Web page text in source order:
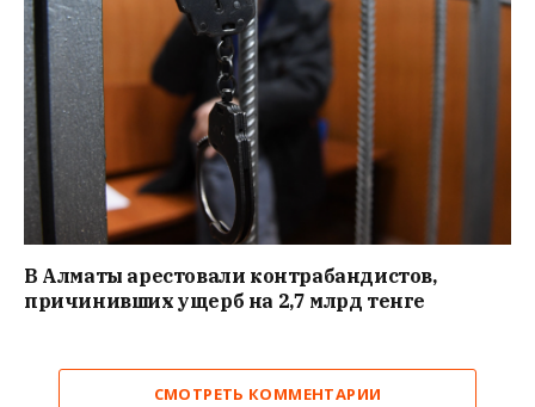
В Алматы арестовали контрабандистов,
причинивших ущерб на 2,7 млрд тенге
СМОТРЕТЬ КОММЕНТАРИИ